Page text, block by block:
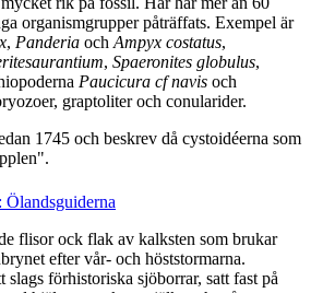
organismgrupper påträffats. Exempel är
, Panderia ochAmpyx costatus,
aurantium, Spaeronites globulus,
Paucicura cf navis och
graptoliter och conularider.
1745 och beskrev då cystoidéerna som
flisor ock flak av kalksten som brukar
efter vår- och höststormarna.
slags förhistoriska sjöborrar, satt fast på